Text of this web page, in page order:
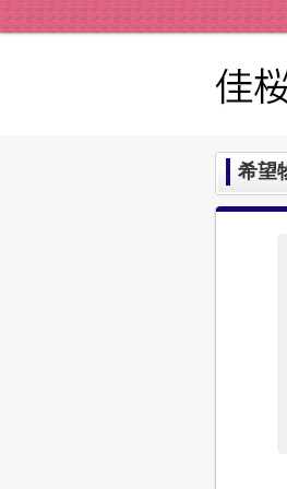
希望